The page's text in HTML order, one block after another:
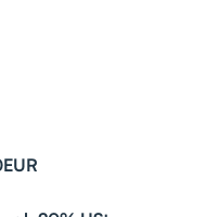
EUR